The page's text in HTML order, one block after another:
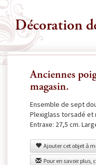
Décoration
Anciennes
magasin.
Ensemble de sept
Plexiglass torsadé et
Entraxe: 27,5 cm.
Ajouter cet objet à
Pour en savoir plus,